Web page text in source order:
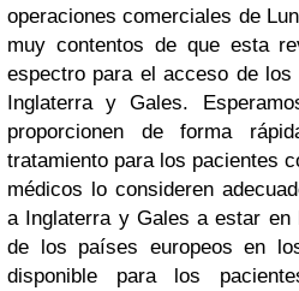
operaciones comerciales de
muy contentos de que esta
espectro para el acceso de
Inglaterra y Gales.
proporcionen de forma
tratamiento para los pacientes
médicos lo consideren
a Inglaterra y Gales a estar
de los países europeos en
disponible para los